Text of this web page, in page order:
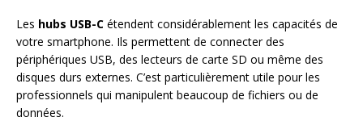
Les hubs USB-C étendent considérablement les capacités de
votre smartphone. Ils permettent de connecter des
périphériques USB, des lecteurs de carte SD ou même des
disques durs externes. C’est particulièrement utile pour les
professionnels qui manipulent beaucoup de fichiers ou de
données.